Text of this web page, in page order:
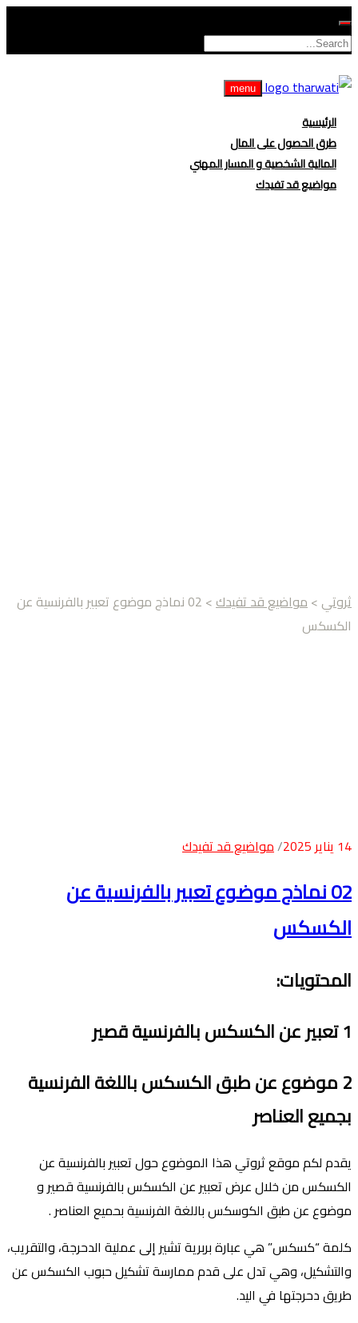
menu
الرئيسية
طرق الحصول على المال
المالية الشخصية و المسار المهني
مواضيع قد تفيدك
ثروتي >مواضيع قد تفيدك
> 02 نماذج موضوع تعبير بالفرنسية عن
الكسكس
14 يناير 2025 مواضيع قد تفيدك
02 نماذج موضوع تعبير بالفرنسية عن
الكسكس
المحتويات:
1تعبير عن الكسكس بالفرنسية قصير
2موضوع عن طبق الكسكس باللغة الفرنسية
بجميع العناصر
يقدم لكم موقع ثروتي هذا الموضوع حول تعبير بالفرنسية عن
الكسكس من خلال عرض تعبير عن الكسكس بالفرنسية قصير و
موضوع عن طبق الكوسكس باللغة الفرنسية بحميع العناصر .
كلمة “كسكس” هي عبارة بربرية تشير إلى عملية الدحرجة، والتقريب،
والتشكيل، وهي تدل على قدم ممارسة تشكيل حبوب الكسكس عن
طريق دحرجتها في اليد.